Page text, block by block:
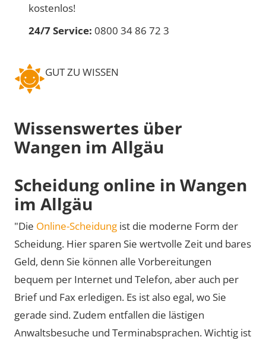
kostenlos!
24/7 Service: 0800 34 86 72 3
GUT ZU WISSEN
Wissenswertes über
Wangen im Allgäu
Scheidung online in Wangen
im Allgäu
"Die Online-Scheidung ist die moderne Form der
Scheidung. Hier sparen Sie wertvolle Zeit und bares
Geld, denn Sie können alle Vorbereitungen
bequem per Internet und Telefon, aber auch per
Brief und Fax erledigen. Es ist also egal, wo Sie
gerade sind. Zudem entfallen die lästigen
Anwaltsbesuche und Terminabsprachen. Wichtig ist